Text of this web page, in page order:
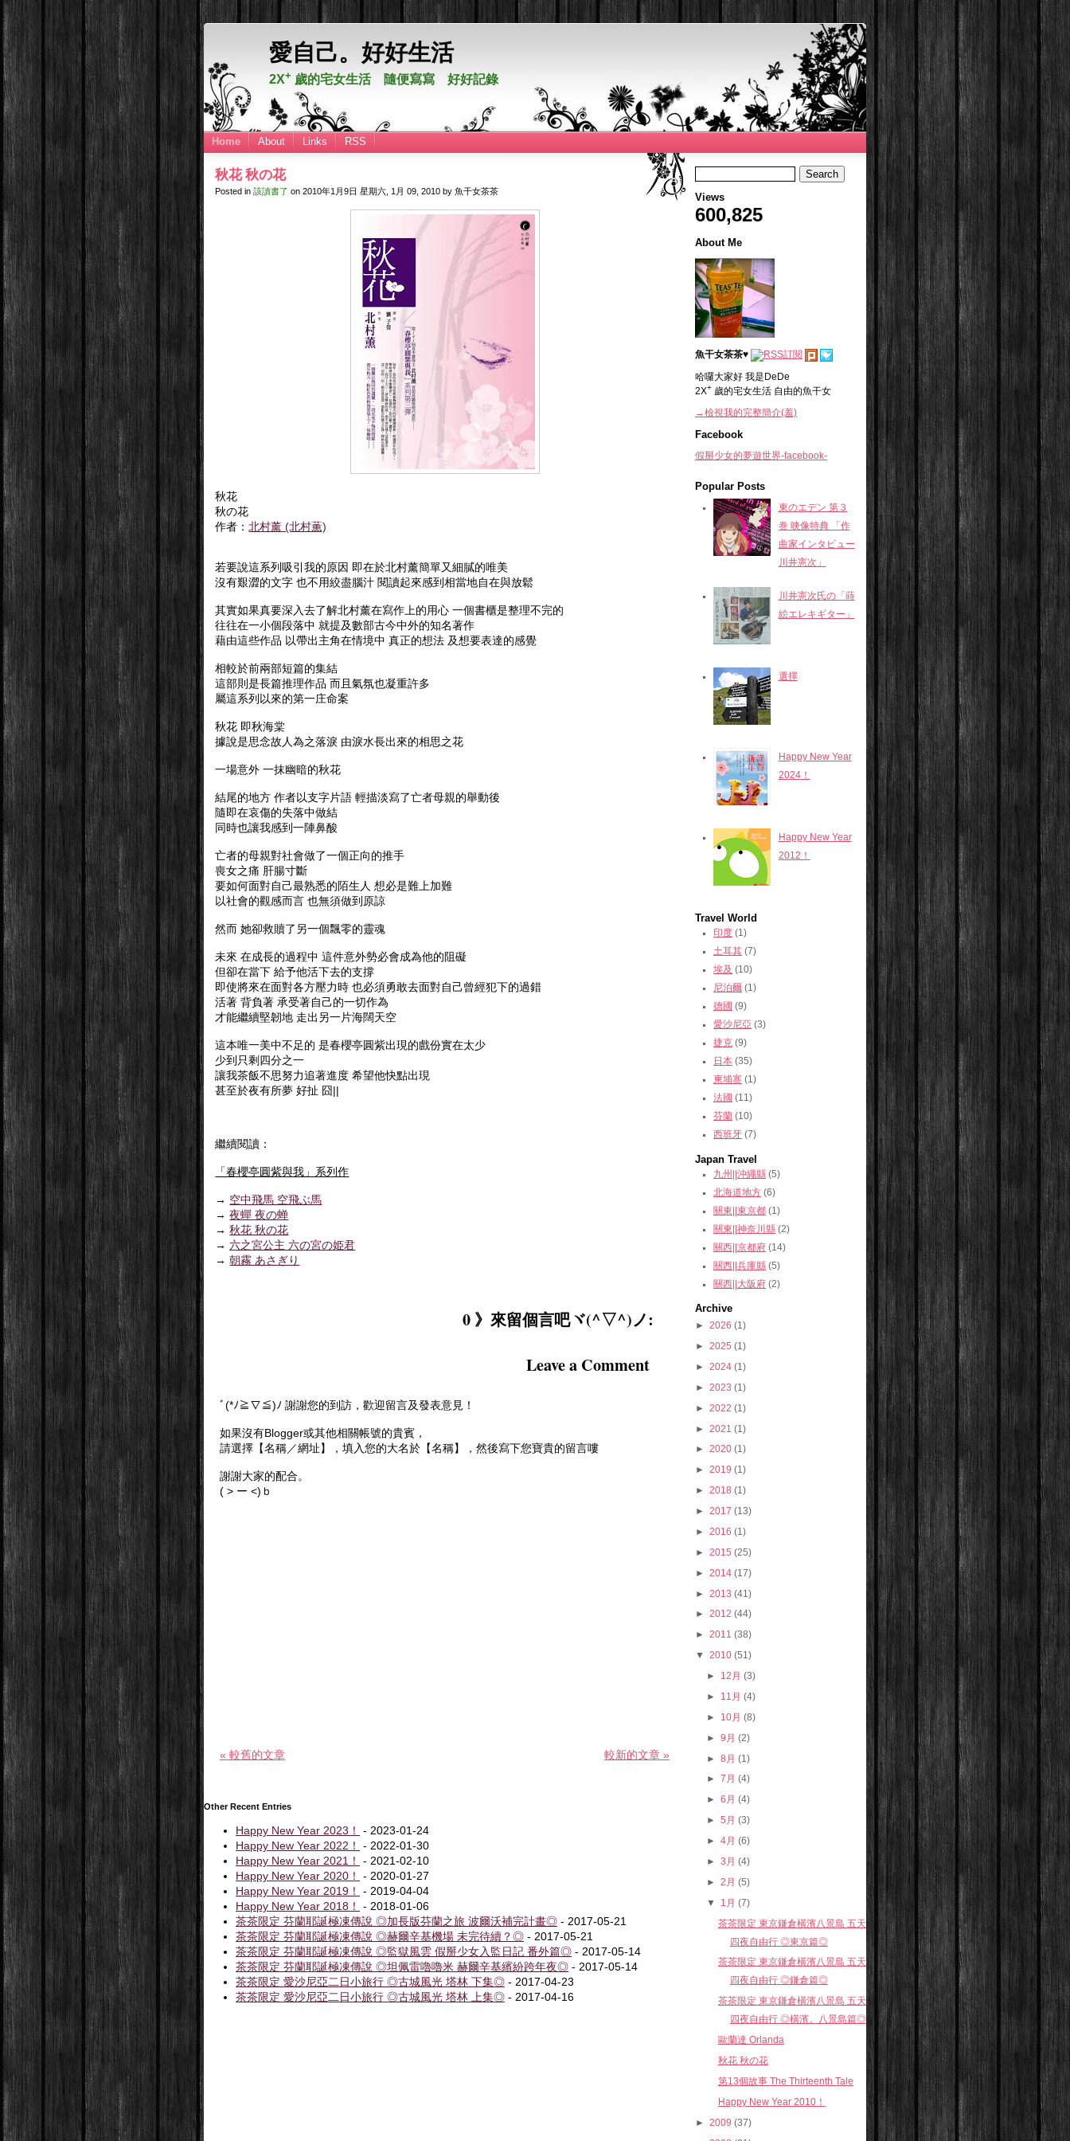
愛自己。好好生活
2X+ 歲的宅女生活 隨便寫寫 好好記錄
Home About Links RSS
秋花 秋の花
Posted in該讀書了 on2010年1月9日星期六, 1月 09, 2010by魚干女茶茶
秋花
秋の花
作者：北村薰 (北村薫)
若要說這系列吸引我的原因 即在於北村薰簡單又細膩的唯美
沒有艱澀的文字 也不用絞盡腦汁 閱讀起來感到相當地自在與放鬆
其實如果真要深入去了解北村薰在寫作上的用心 一個書櫃是整理不完的
往往在一小個段落中 就提及數部古今中外的知名著作
藉由這些作品 以帶出主角在情境中 真正的想法 及想要表達的感覺
相較於前兩部短篇的集結
這部則是長篇推理作品 而且氣氛也凝重許多
屬這系列以來的第一庄命案
秋花 即秋海棠
據說是思念故人為之落淚 由淚水長出來的相思之花
一場意外 一抹幽暗的秋花
結尾的地方 作者以支字片語 輕描淡寫了亡者母親的舉動後
隨即在哀傷的失落中做結
同時也讓我感到一陣鼻酸
亡者的母親對社會做了一個正向的推手
喪女之痛 肝腸寸斷
要如何面對自己最熟悉的陌生人 想必是難上加難
以社會的觀感而言 也無須做到原諒
然而 她卻救贖了另一個飄零的靈魂
未來 在成長的過程中 這件意外勢必會成為他的阻礙
但卻在當下 給予他活下去的支撐
即使將來在面對各方壓力時 也必須勇敢去面對自己曾經犯下的過錯
活著 背負著 承受著自己的一切作為
才能繼續堅韌地 走出另一片海闊天空
這本唯一美中不足的 是春櫻亭圓紫出現的戲份實在太少
少到只剩四分之一
讓我茶飯不思努力追著進度 希望他快點出現
甚至於夜有所夢 好扯 囧||
繼續閱讀：
「春櫻亭圓紫與我」系列作
→ 空中飛馬 空飛ぶ馬
→夜蟬 夜の蝉
→秋花 秋の花
→六之宮公主 六の宮の姫君
→朝霧 あさぎり
0 》來留個言吧ヾ(^▽^)ノ:
Leave a Comment
ﾞ(*ﾉ≧∇≦)ﾉ 謝謝您的到訪，歡迎留言及發表意見！
如果沒有Blogger或其他相關帳號的貴賓，
請選擇【名稱／網址】，填入您的大名於【名稱】，然後寫下您寶貴的留言嘍
謝謝大家的配合。
( > ー <)ｂ
較新的文章 »
« 較舊的文章
Other Recent Entries
Happy New Year 2023！
- 2023-01-24
Happy New Year 2022！
- 2022-01-30
Happy New Year 2021！
- 2021-02-10
Happy New Year 2020！
- 2020-01-27
Happy New Year 2019！
- 2019-04-04
Happy New Year 2018！
- 2018-01-06
茶茶限定 芬蘭耶誕極凍傳說 ◎加長版芬蘭之旅 波爾沃補完計畫◎ - 2017-05-21
茶茶限定 芬蘭耶誕極凍傳說 ◎赫爾辛基機場 未完待續？◎ - 2017-05-21
茶茶限定 芬蘭耶誕極凍傳說 ◎監獄風雲 假掰少女入監日記 番外篇◎ - 2017-05-14
茶茶限定 芬蘭耶誕極凍傳說 ◎坦佩雷嚕嚕米 赫爾辛基繽紛跨年夜◎ - 2017-05-14
茶茶限定 愛沙尼亞二日小旅行 ◎古城風光 塔林 下集◎ - 2017-04-23
茶茶限定 愛沙尼亞二日小旅行 ◎古城風光 塔林 上集◎ - 2017-04-16
Views
600,825
About Me
魚干女茶茶♥
哈囉大家好 我是DeDe
2X+ 歲的宅女生活 自由的魚干女
→檢視我的完整簡介(羞)
Facebook
假掰少女的夢遊世界-facebook-
Popular Posts
東のエデン 第３
巻 映像特典 「作
曲家インタビュー
川井憲次」
川井憲次氏の「蒔
絵エレキギター」
選擇
Happy New Year
2024！
Happy New Year
2012！
Travel World
印度 (1)
土耳其 (7)
埃及 (10)
尼泊爾 (1)
德國 (9)
愛沙尼亞 (3)
捷克 (9)
日本 (35)
柬埔寨 (1)
法國 (11)
芬蘭 (10)
西班牙 (7)
Japan Travel
九州||沖繩縣 (5)
北海道地方 (6)
關東||東京都 (1)
關東||神奈川縣 (2)
關西||京都府 (14)
關西||兵庫縣 (5)
關西||大阪府 (2)
Archive
► 2026 (1)
► 2025 (1)
► 2024 (1)
► 2023 (1)
► 2022 (1)
► 2021 (1)
► 2020 (1)
► 2019 (1)
► 2018 (1)
► 2017 (13)
► 2016 (1)
► 2015 (25)
► 2014 (17)
► 2013 (41)
► 2012 (44)
► 2011 (38)
▼ 2010 (51)
► 12月 (3)
► 11月 (4)
► 10月 (8)
► 9月 (2)
► 8月 (1)
► 7月 (4)
► 6月 (4)
► 5月 (3)
► 4月 (6)
► 3月 (4)
► 2月 (5)
▼ 1月 (7)
茶茶限定 東京鎌倉橫濱八景島 五天
四夜自由行 ◎東京篇◎
茶茶限定 東京鎌倉橫濱八景島 五天
四夜自由行 ◎鎌倉篇◎
茶茶限定 東京鎌倉橫濱八景島 五天
四夜自由行 ◎橫濱。八景島篇◎
歐蘭達 Orlanda
秋花 秋の花
第13個故事 The Thirteenth Tale
Happy New Year 2010！
► 2009 (37)